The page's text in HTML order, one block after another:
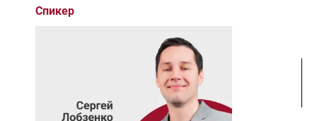
Спикер